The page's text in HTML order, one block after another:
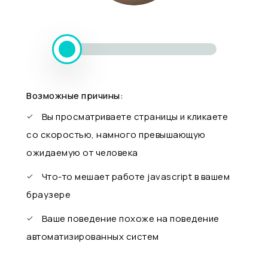
Возможные причины:
Вы просматриваете страницы и кликаете
со скоростью, намного превышающую
ожидаемую от человека
Что-то мешает работе javascript в вашем
браузере
Ваше поведение похоже на поведение
автоматизированных систем